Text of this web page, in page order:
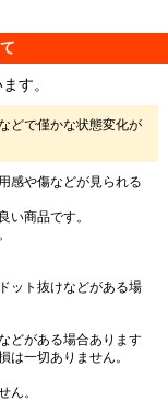
す。
どで僅かな状態変化が
感や傷などが見られる
い商品です。
ット抜けなどがある場
どがある場合あります
は一切ありません。
ん。